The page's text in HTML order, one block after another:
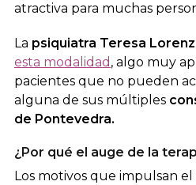
atractiva para muchas
La psiquiatra Teresa
esta modalidad , algo muy
pacientes que no pueden
alguna de sus múltiples
de Pontevedra.
¿Por qué el auge de la
Los motivos que impulsan